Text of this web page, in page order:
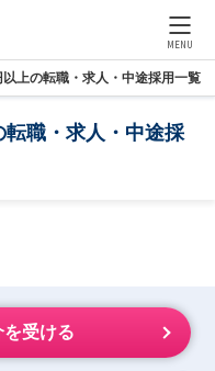
MENU
上の転職・求人・中途採用一覧
職・求人・中途採
受ける